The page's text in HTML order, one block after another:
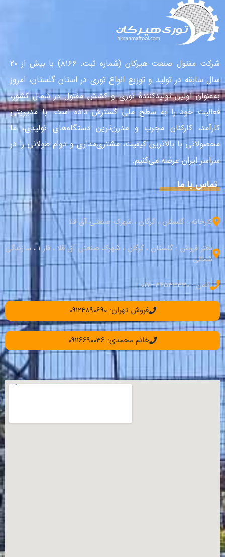
شرکت مفتول صنعت هیرکان (شماره ثبت: ۸۱۶۶) با بیش از ۲۰
سال سابقه در تولید و توزیع انواع توری در استان گلستان، امروز
به‌عنوان اولین تولیدکنندهٔ توری و کشش مفتول در شمال کشور،
فعالیت خود را به سطح ملی گسترش داده است. با مدیریتی
کارآمد، کارکنان مجرب و مدرن‌ترین دستگاه‌های تولیدی، ما
محصولاتی با بالاترین کیفیت، مشتری‌مداری و دوام طولانی را در
سراسر ایران عرضه می‌کنیم.
تماس با ما
کارخانه : گلستان ، گرگان ، شهرک صنعتی آق قلا
دفتر فروش : گلستان ، گرگان ، شهرک صنعتی آق قلا ، فاز 1 ، سازندگی
شمالی
تلفن : 34533330–017
فروش تهران: 09124890690
خانم محمدی: 09116690036